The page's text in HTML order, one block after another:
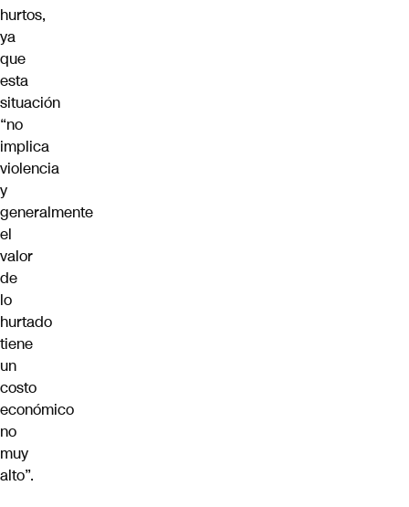
hurtos,
ya
que
esta
situación
“no
implica
violencia
y
generalmente
el
valor
de
lo
hurtado
tiene
un
costo
económico
no
muy
alto”.